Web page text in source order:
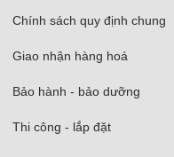
Chính sách quy định chung
Giao nhận hàng hoá
Bảo hành - bảo dưỡng
Thi công - lắp đặt